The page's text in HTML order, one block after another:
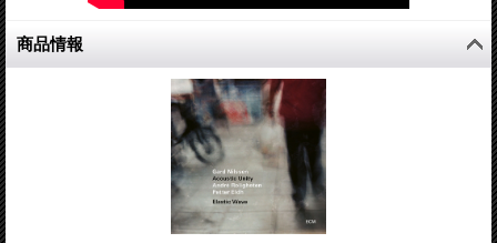
商品情報